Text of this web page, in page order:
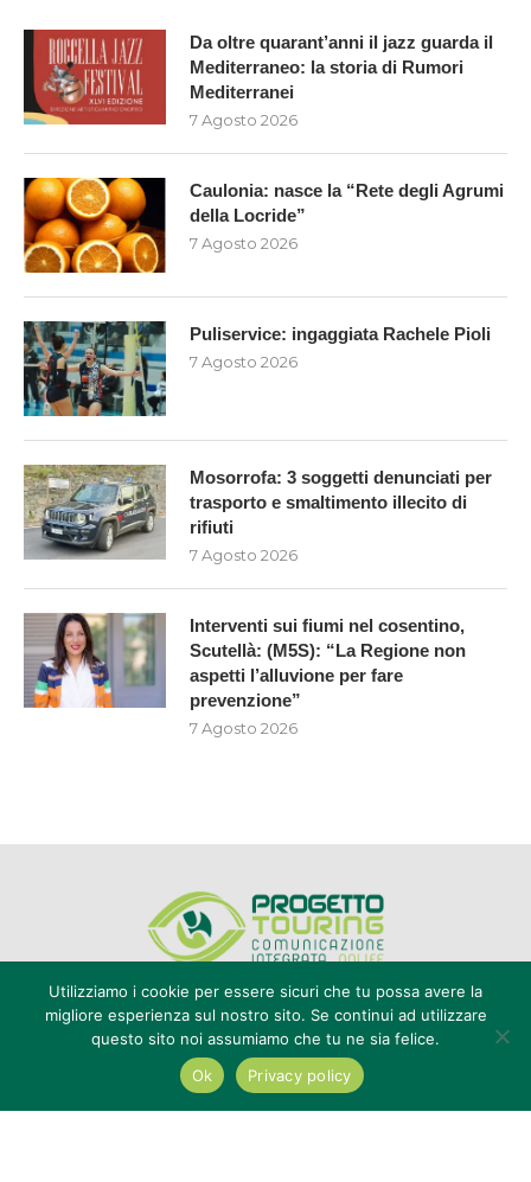
Da oltre quarant’anni il jazz guarda il
Mediterraneo: la storia di Rumori
Mediterranei
7 Agosto 2026
Caulonia: nasce la “Rete degli Agrumi
della Locride”
7 Agosto 2026
Puliservice: ingaggiata Rachele Pioli
7 Agosto 2026
Mosorrofa: 3 soggetti denunciati per
trasporto e smaltimento illecito di
rifiuti
7 Agosto 2026
Interventi sui fiumi nel cosentino,
Scutellà: (M5S): “La Regione non
aspetti l’alluvione per fare
prevenzione”
7 Agosto 2026
Editore Progetto Touring srl - iscrizione al ROC n°20616 - P.IVA e CF
02636800803 - Reg. Tribunale Reggio Calabria n° 04/1976 -
redazione@touring104.it
@2022 - All Right Reserved. Designed and Developed byAuranex|
Utilizziamo i cookie per essere sicuri che tu possa avere la
migliore esperienza sul nostro sito. Se continui ad utilizzare
questo sito noi assumiamo che tu ne sia felice.
Ok
Privacy policy